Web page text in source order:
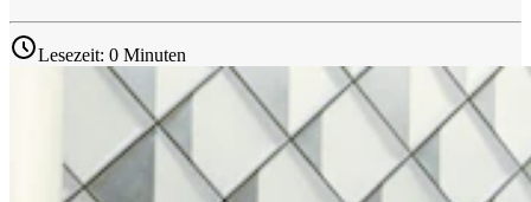
Lesezeit: 0 Minuten